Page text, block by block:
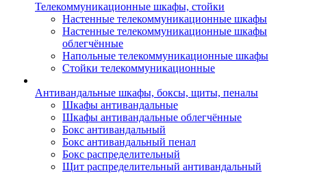
Телекоммуникационные шкафы, стойки
Настенные телекоммуникационные шкафы
Настенные телекоммуникационные шкафы
облегчённые
Напольные телекоммуникационные шкафы
Стойки телекоммуникационные
Антивандальные шкафы, боксы, щиты, пеналы
Шкафы антивандальные
Шкафы антивандальные облегчённые
Бокс антивандальный
Бокс антивандальный пенал
Бокс распределительный
Щит распределительный антивандальный